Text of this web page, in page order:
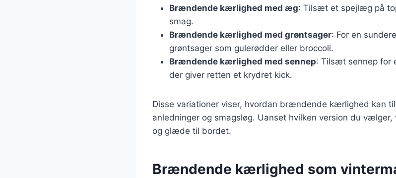
Brændende kærlighed med æg: Tilsæt et spejlæg på
smag.
Brændende kærlighed med grøntsager: For en
grøntsager som gulerødder eller broccoli.
Brændende kærlighed med sennep: Tilsæt sennep for
der giver retten et krydret kick.
Disse variationer viser, hvordan brændende kærlighed kan
anledninger og smagsløg. Uanset hvilken version du
og glæde til bordet.
Brændende kærlighed som